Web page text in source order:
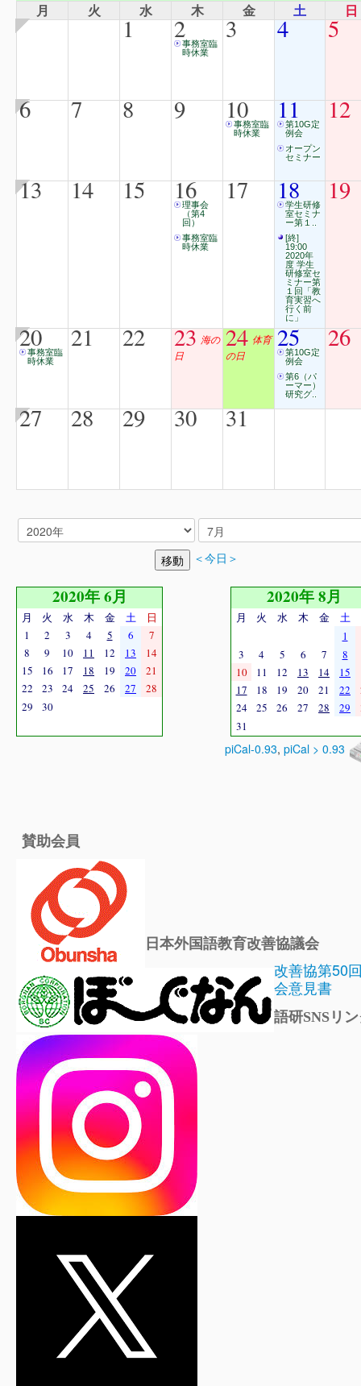
月 火 水 木 金 土 日
1 2事務室臨
時休業
3 4 5
6 7 8 9 10
事務室臨
時休業
11
第10G定
例会
オープン
セミナー
12
13 14 15 16
理事会
（第4
回）
事務室臨
時休業
17 18
学生研修
室セミナ
ー第１..
[終]
19:00
2020年
度 学生
研修室セ
ミナー第
１回「教
育実習へ
行く前
に」
19
20
事務室臨
時休業
21 22 23 海の
日
24 体育
の日
25
第10G定
例会
第6（パ
ーマー）
研究グ..
26
27 28 29 30 31
＜今日＞
2020年 6月
月 火 水 木 金 土
日
1
2 3 4 5 6
7
8
9 10 11 12 13
14
15
16 17 18 19 20
21
22
23 24 25 26 27
28
29
30
2020年 8月
月 火 水 木 金 土
1
3
4 5 6 7
8
10
11 12 13 14 15
17
18 19 20 21 22
24
25 26 27 28 29
31
piCal-0.93, piCal > 0.93
賛助会員
日本外国語教育改善協議会
改善協第50
会意見書
語研SNSリ